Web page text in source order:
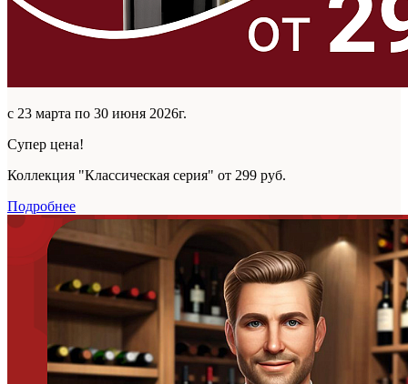
с 23 марта по 30 июня 2026г.
Супер цена!
Коллекция "Классическая серия" от 299 руб.
Подробнее